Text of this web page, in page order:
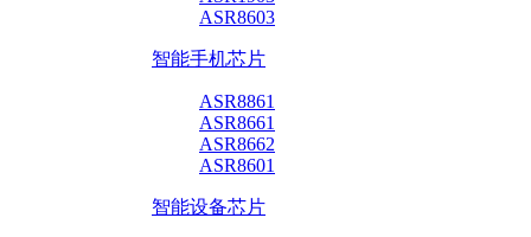
ASR8603
智能手机芯片
ASR8861
ASR8661
ASR8662
ASR8601
智能设备芯片